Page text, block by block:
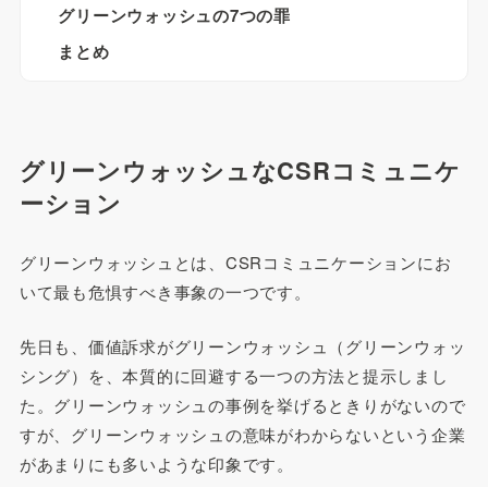
グリーンウォッシュの7つの罪
まとめ
グリーンウォッシュなCSRコミュニケ
ーション
グリーンウォッシュとは、CSRコミュニケーションにお
いて最も危惧すべき事象の一つです。
先日も、価値訴求がグリーンウォッシュ（グリーンウォッ
シング）を、本質的に回避する一つの方法と提示しまし
た。グリーンウォッシュの事例を挙げるときりがないので
すが、グリーンウォッシュの意味がわからないという企業
があまりにも多いような印象です。